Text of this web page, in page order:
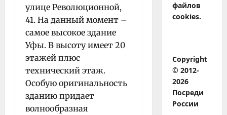
улице Революционной,
41. На данный момент –
самое высокое здание
Уфы. В высоту имеет 20
этажей плюс
технический этаж.
Особую оригинальность
зданию придает
волнообразная
файлов
cookies.
Copyright
© 2012-
2026
Посреди
России